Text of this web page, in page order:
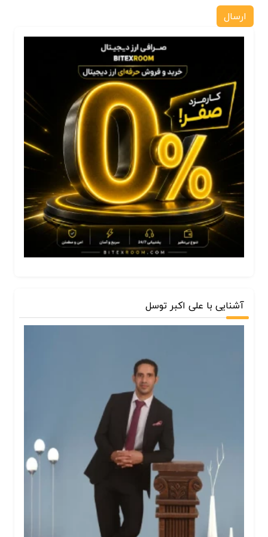
ارسال
آشنایی با علی اکبر توسل